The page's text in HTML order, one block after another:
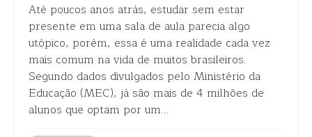
Até poucos anos atrás, estudar sem estar
presente em uma sala de aula parecia algo
utópico, porém, essa é uma realidade cada vez
mais comum na vida de muitos brasileiros.
Segundo dados divulgados pelo Ministério da
Educação (MEC), já são mais de 4 milhões de
alunos que optam por um…